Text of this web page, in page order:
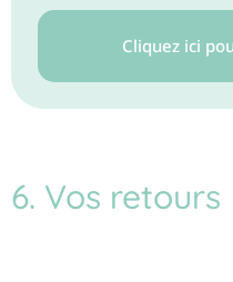
Cliquez ici
6. Vos retours